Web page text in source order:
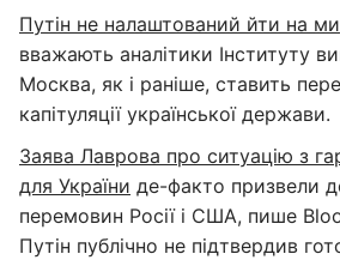
Путін не налаштований йти на
вважають аналітики Інституту
Москва, як і раніше, ставить
капітуляції української держави.
Заява Лаврова про ситуацію з
для України де-факто призвели
перемовин Росії і США, пише
Путін публічно не підтвердив